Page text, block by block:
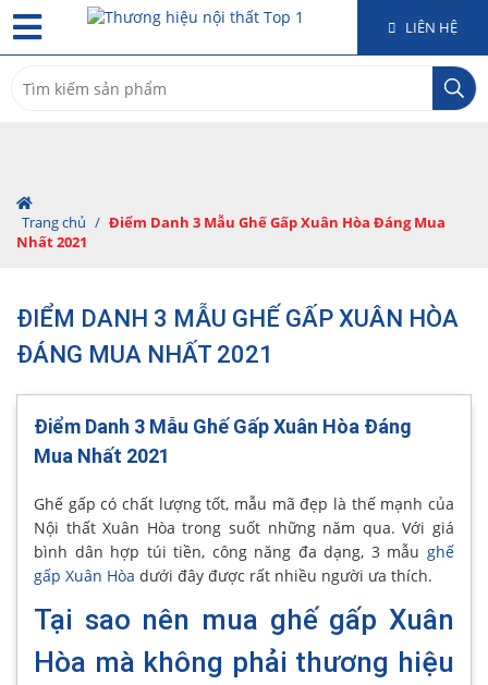
LIÊN HỆ
for:
Trang chủ / Điểm Danh 3 Mẫu Ghế Gấp Xuân Hòa Đáng Mua
Nhất 2021
ĐIỂM DANH 3 MẪU GHẾ GẤP XUÂN HÒA
ĐÁNG MUA NHẤT 2021
Điểm Danh 3 Mẫu Ghế Gấp Xuân Hòa Đáng
Mua Nhất 2021
Ghế gấp có chất lượng tốt, mẫu mã đẹp là thế mạnh của
Nội thất Xuân Hòa trong suốt những năm qua. Với giá
bình dân hợp túi tiền, công năng đa dạng, 3 mẫu ghế
gấp Xuân Hòa dưới đây được rất nhiều người ưa thích.
Tại sao nên mua ghế gấp Xuân
Hòa mà không phải thương hiệu